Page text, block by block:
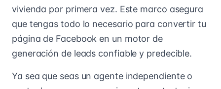
vivienda por primera vez. Este marco asegura
que tengas todo lo necesario para convertir tu
página de Facebook en un motor de
generación de leads confiable y predecible.
Ya sea que seas un agente independiente o